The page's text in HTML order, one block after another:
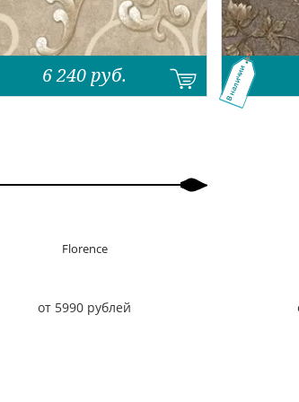
6 240руб. В наличии
Florence
от 5990 рублей